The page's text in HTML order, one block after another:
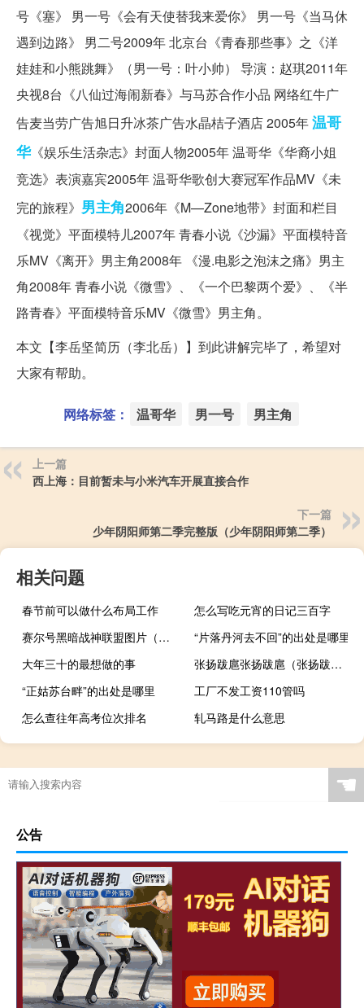
号《塞》 男一号《会有天使替我来爱你》 男一号《当马休
遇到边路》 男二号2009年 北京台《青春那些事》之《洋
娃娃和小熊跳舞》（男一号：叶小帅） 导演：赵琪2011年
央视8台《八仙过海闹新春》与马苏合作小品 网络红牛广
告麦当劳广告旭日升冰茶广告水晶桔子酒店 2005年温哥
华《娱乐生活杂志》封面人物2005年 温哥华《华裔小姐
竞选》表演嘉宾2005年 温哥华歌创大赛冠军作品MV《未
完的旅程》 男主角2006年《M—Zone地带》封面和栏目
《视觉》平面模特儿2007年 青春小说《沙漏》平面模特音
乐MV《离开》男主角2008年 《漫.电影之泡沫之痛》男主
角2008年 青春小说《微雪》、《一个巴黎两个爱》、《半
路青春》平面模特音乐MV《微雪》男主角。
本文【李岳坚简历（李北岳）】到此讲解完毕了，希望对
大家有帮助。
网络标签： 温哥华 男一号 男主角
上一篇
西上海：目前暂未与小米汽车开展直接合作
下一篇
少年阴阳师第二季完整版（少年阴阳师第二季）
相关问题
春节前可以做什么布局工作
怎么写吃元宵的日记三百字
赛尔号黑暗战神联盟图片（赛尔号黑暗之门）
“片落丹河去不回”的出处是哪里
大年三十的最想做的事
张扬跋扈张扬跋扈（张扬跋扈）
“正姑苏台畔”的出处是哪里
工厂不发工资110管吗
怎么查往年高考位次排名
轧马路是什么意思
☚
公告